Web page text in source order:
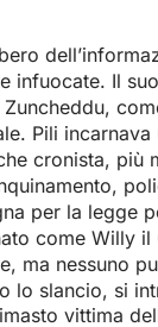
infuocate. Il
Pili
cronista, più
per la legge
come Willy il
ma nessuno
lo slancio, si
vittima